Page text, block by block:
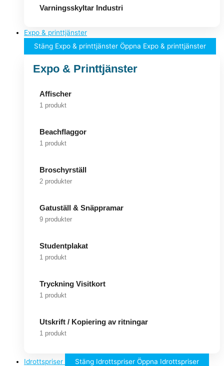
Varningsskyltar Industri
Expo & printtjänster
Stäng Expo & printtjänster Öppna Expo & printtjänster
Expo & Printtjänster
Affischer
1 produkt
Beachflaggor
1 produkt
Broschyrställ
2 produkter
Gatuställ & Snäppramar
9 produkter
Studentplakat
1 produkt
Tryckning Visitkort
1 produkt
Utskrift / Kopiering av ritningar
1 produkt
Idrottspriser Stäng Idrottspriser Öppna Idrottspriser